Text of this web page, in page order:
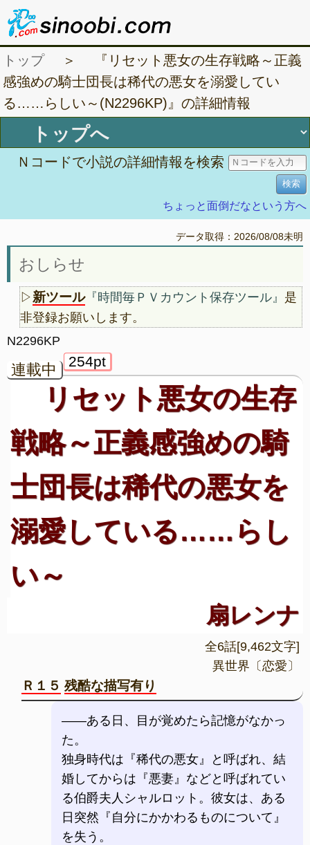
トップ＞ 『リセット悪女の生存戦略～正義
感強めの騎士団長は稀代の悪女を溺愛してい
る……らしい～(N2296KP)』の詳細情報
Ｎコードで小説の詳細情報を検索
ちょっと面倒だなという方へ
データ取得：2026/08/08未明
おしらせ
▷ 新ツール『時間毎ＰＶカウント保存ツール』 是
非登録お願いします。
N2296KP
254pt
連載中
リセット悪女の生存
戦略～正義感強めの騎
士団長は稀代の悪女を
溺愛している……らし
い～
扇レンナ
全6話[9,462文字]
異世界〔恋愛〕
Ｒ１５ 残酷な描写有り
――ある日、目が覚めたら記憶がなかっ
た。
独身時代は『稀代の悪女』と呼ばれ、結
婚してからは『悪妻』などと呼ばれてい
る伯爵夫人シャルロット。彼女は、ある
日突然『自分にかかわるものについて』
を失う。